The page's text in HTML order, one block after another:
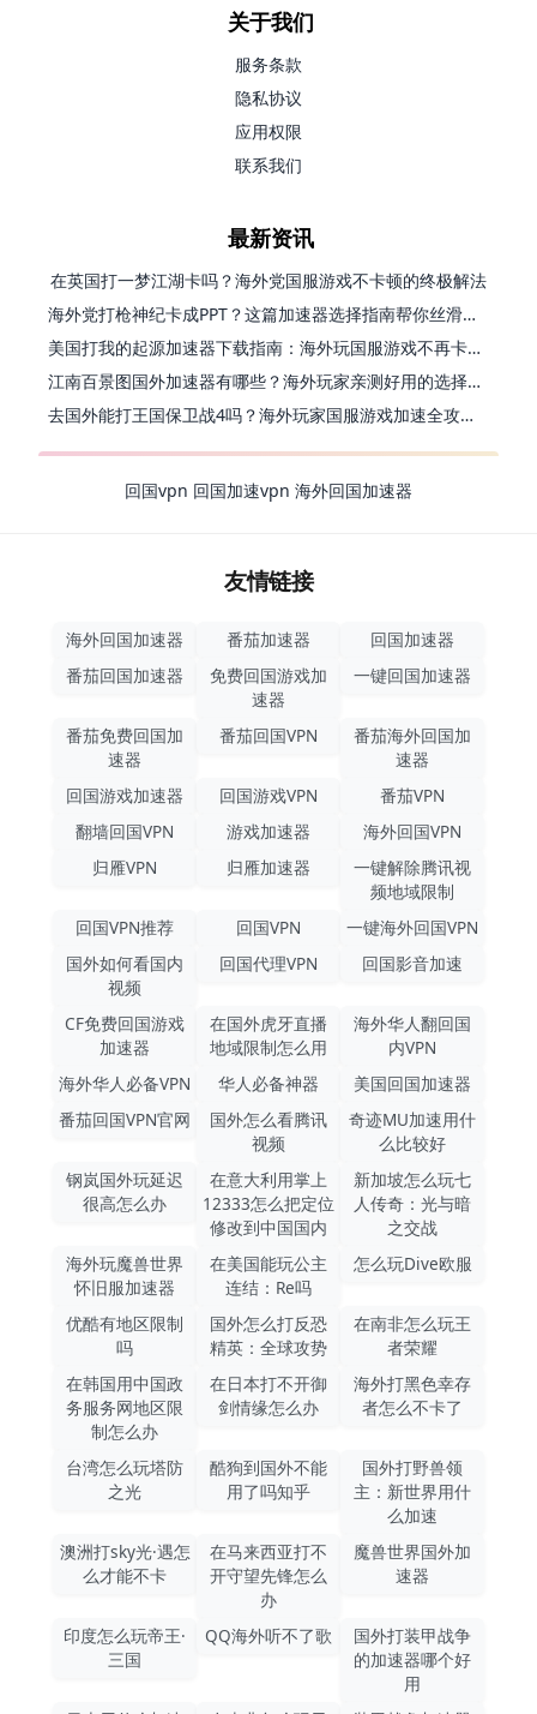
关于我们
服务条款
隐私协议
应用权限
联系我们
最新资讯
在英国打一梦江湖卡吗？海外党国服游戏不卡顿的终极解法
海外党打枪神纪卡成PPT？这篇加速器选择指南帮你丝滑上分
美国打我的起源加速器下载指南：海外玩国服游戏不再卡的终极方案
江南百景图国外加速器有哪些？海外玩家亲测好用的选择与避坑指南
去国外能打王国保卫战4吗？海外玩家国服游戏加速全攻略（附公主连结幻想江湖实测）
回国vpn 回国加速vpn 海外回国加速器
友情链接
海外回国加速器 番茄加速器
回国加速器
番茄回国加速器
免费回国游戏加
速器
一键回国加速器
番茄免费回国加
速器
番茄回国VPN
番茄海外回国加
速器
回国游戏加速器
回国游戏VPN
番茄VPN
翻墙回国VPN
游戏加速器
海外回国VPN
归雁VPN
归雁加速器
一键解除腾讯视
频地域限制
回国VPN推荐
回国VPN
一键海外回国VPN
国外如何看国内
视频
回国代理VPN 回国影音加速
CF免费回国游戏
加速器
在国外虎牙直播
地域限制怎么用
海外华人翻回国
内VPN
海外华人必备VPN
华人必备神器
美国回国加速器
番茄回国VPN官网
国外怎么看腾讯
视频
奇迹MU加速用什
么比较好
钢岚国外玩延迟
很高怎么办
在意大利用掌上
12333怎么把定位
修改到中国国内
新加坡怎么玩七
人传奇：光与暗
之交战
海外玩魔兽世界
怀旧服加速器
在美国能玩公主
连结：Re吗
怎么玩Dive欧服
优酷有地区限制
吗
国外怎么打反恐
精英：全球攻势
在南非怎么玩王
者荣耀
在韩国用中国政
务服务网地区限
制怎么办
在日本打不开御
剑情缘怎么办
海外打黑色幸存
者怎么不卡了
台湾怎么玩塔防
之光
酷狗到国外不能
用了吗知乎
国外打野兽领
主：新世界用什
么加速
澳洲打sky光·遇怎
么才能不卡
在马来西亚打不
开守望先锋怎么
办
魔兽世界国外加
速器
印度怎么玩帝王·
三国
QQ海外听不了歌
国外打装甲战争
的加速器哪个好
用